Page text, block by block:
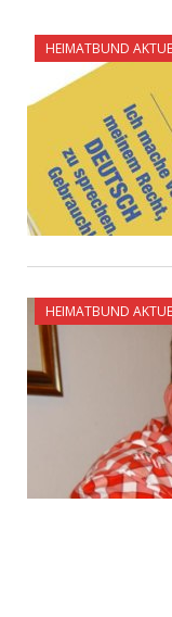
HEIMATBUND
HEIMATBUND